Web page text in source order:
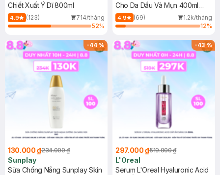
Chiết Xuất Ý Dĩ 800ml
4.9 (123)
714/tháng
52%
Cho Da Dầu Và Mụn 400ml
(Mới)
4.9 (69)
1.2k/tháng
12%
-44%
130.000 ₫234.000 ₫
Sunplay
Sữa Chống Nắng Sunplay Skin
-43%
297.000 ₫519.000 ₫
L'Oreal
Serum L'Oreal Hyaluronic Acid